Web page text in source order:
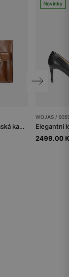
Velká hnědá dámská kabelka s vnějšími kapsami
Novinky
WOJAS /
2499.00